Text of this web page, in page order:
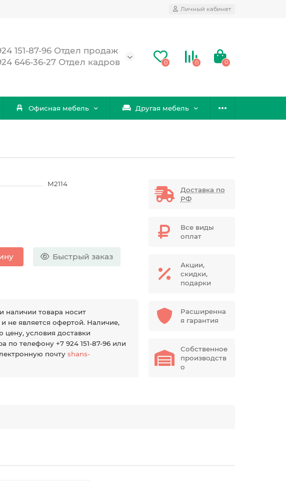
Личный кабинет
151-87-96 Отдел продаж
646-36-27 Отдел кадров
0 0 0
Офисная мебель Другая мебель
М2114
Быстрый заказ
наличии товара носит
не является офертой. Наличие,
цену, условия доставки
по телефону +7 924 151-87-96 или
почтуshans-
Доставка по
РФ
Все виды
оплат
Акции,
скидки,
подарки
Расширенна
я гарантия
Собственное
производств
о